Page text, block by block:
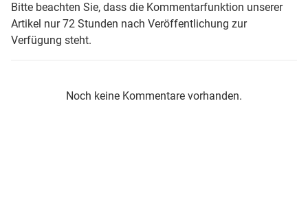
Bitte beachten Sie, dass die Kommentarfunktion unserer
Artikel nur 72 Stunden nach Veröffentlichung zur
Verfügung steht.
Noch keine Kommentare vorhanden.